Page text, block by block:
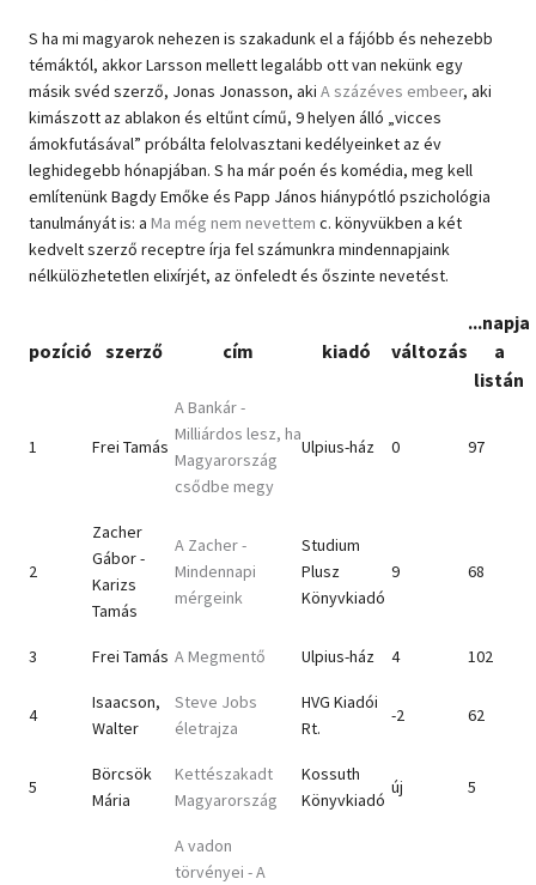
S ha mi magyarok nehezen is szakadunk el a fájóbb és nehezebb
témáktól, akkor Larsson mellett legalább ott van nekünk egy
másik svéd szerző, Jonas Jonasson, aki A százéves embeer, aki
kimászott az ablakon és eltűnt című, 9 helyen álló „vicces
ámokfutásával” próbálta felolvasztani kedélyeinket az év
leghidegebb hónapjában. S ha már poén és komédia, meg kell
említenünk Bagdy Emőke és Papp János hiánypótló pszichológia
tanulmányát is: a Ma még nem nevettem c. könyvükben a két
kedvelt szerző receptre írja fel számunkra mindennapjaink
nélkülözhetetlen elixírjét, az önfeledt és őszinte nevetést.
pozíció szerző cím kiadó változás
...napja
a
listán
1 Frei Tamás
A Bankár -
Milliárdos lesz, ha
Magyarország
csődbe megy
Ulpius-ház 0 97
2
Zacher
Gábor -
Karizs
Tamás
A Zacher -
Mindennapi
mérgeink
Studium
Plusz
Könyvkiadó
9 68
3 Frei Tamás A Megmentő Ulpius-ház 4 102
4
Isaacson,
Walter
Steve Jobs
életrajza
HVG Kiadói
Rt.
-2 62
5
Börcsök
Mária
Kettészakadt
Magyarország
Kossuth
Könyvkiadó
új 5
A vadon
törvényei - A